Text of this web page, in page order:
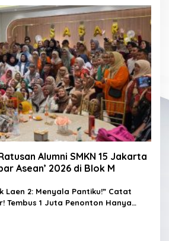
Alumni SMKN 15 Jakarta
Asean’ 2026 di Blok M
Laen 2: Menyala Pantiku!” Catat
Tembus 1 Juta Penonton Hanya